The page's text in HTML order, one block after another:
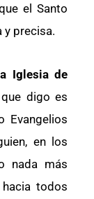
el Santo
y precisa.
Iglesia de
digo es
Evangelios
en los
nada más
todos